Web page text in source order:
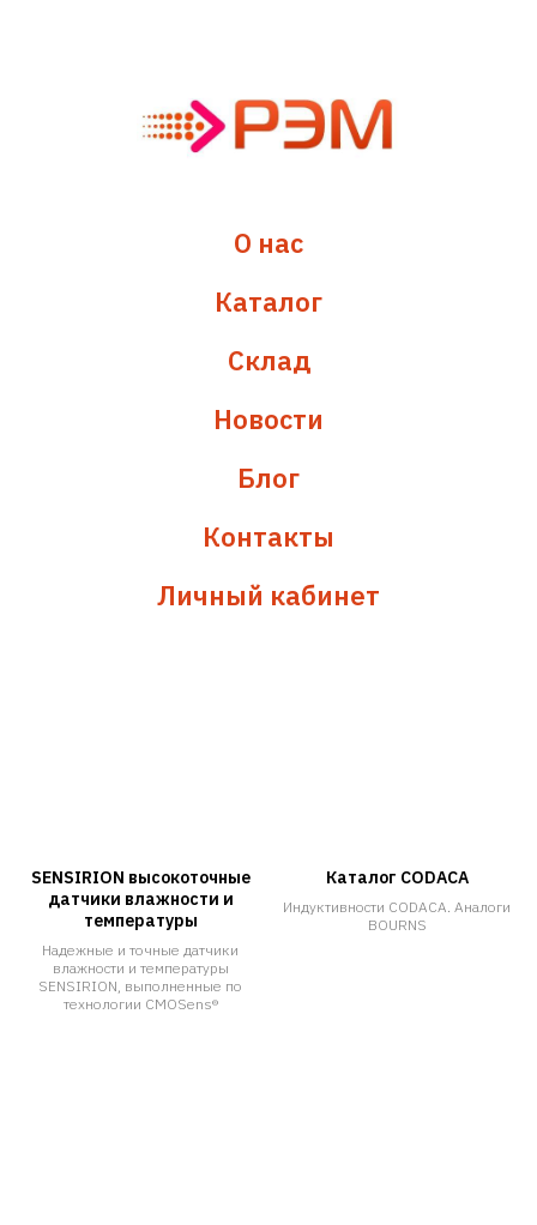
О нас
Каталог
Склад
Новости
Блог
Контакты
Личный кабинет
SENSIRION высокоточные
датчики влажности и
температуры
Надежные и точные датчики
влажности и температуры
SENSIRION, выполненные по
технологии CMOSens®
Каталог CODACA
Индуктивности CODACA. Аналоги
BOURNS